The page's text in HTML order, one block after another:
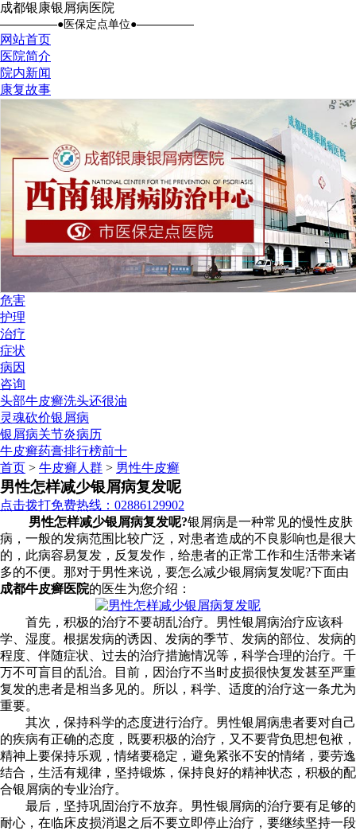
成都银康银屑病医院
●医保定点单位●
网站首页
医院简介
院内新闻
康复故事
危害
护理
治疗
症状
病因
咨询
头部牛皮癣洗头还很油
灵魂砍价银屑病
银屑病关节炎病历
牛皮癣药膏排行榜前十
首页 > 牛皮癣人群 > 男性牛皮癣
男性怎样减少银屑病复发呢
点击拨打免费热线：02886129902
男性怎样减少银屑病复发呢?银屑病是一种常见的慢性皮肤
病，一般的发病范围比较广泛，对患者造成的不良影响也是很大
的，此病容易复发，反复发作，给患者的正常工作和生活带来诸
多的不便。那对于男性来说，要怎么减少银屑病复发呢?下面由
成都牛皮癣医院的医生为您介绍：
首先，积极的治疗不要胡乱治疗。男性银屑病治疗应该科
学、湿度。根据发病的诱因、发病的季节、发病的部位、发病的
程度、伴随症状、过去的治疗措施情况等，科学合理的治疗。千
万不可盲目的乱治。目前，因治疗不当时皮损很快复发甚至严重
复发的患者是相当多见的。所以，科学、适度的治疗这一条尤为
重要。
其次，保持科学的态度进行治疗。男性银屑病患者要对自己
的疾病有正确的态度，既要积极的治疗，又不要背负思想包袱，
精神上要保持乐观，情绪要稳定，避免紧张不安的情绪，要劳逸
结合，生活有规律，坚持锻炼，保持良好的精神状态，积极的配
合银屑病的专业治疗。
最后，坚持巩固治疗不放弃。男性银屑病的治疗要有足够的
耐心，在临床皮损消退之后不要立即停止治疗，要继续坚持一段